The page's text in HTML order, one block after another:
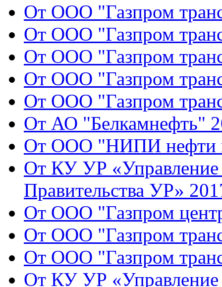
От ООО "Газпром
От ООО "Газпром
От ООО "Газпром
От ООО "Газпром
От ООО "Газпром
От АО "Белкамнефть"
От ООО "НИПИ нефти
От КУ УР «Управление
Правительства УР»
От ООО "Газпром
От ООО "Газпром
От ООО "Газпром
От КУ УР «Управление